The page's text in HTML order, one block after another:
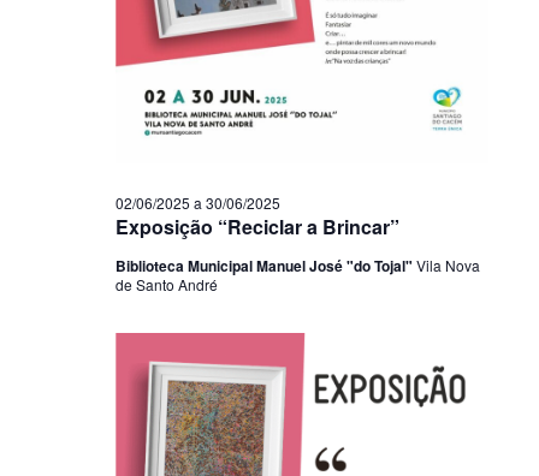
Exposição “Reciclar a Brincar”
02/06/2025 a 30/06/2025
Biblioteca Municipal Manuel José "do Tojal" Vila Nova
de Santo André